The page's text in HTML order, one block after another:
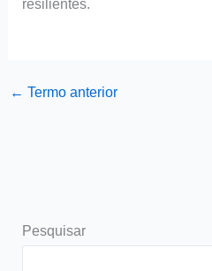
resilientes.
← Termo anterior
Pesquisar